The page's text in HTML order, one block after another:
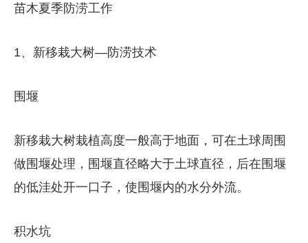
苗木夏季防涝工作
1、新移栽大树—防涝技术
围堰
新移栽大树栽植高度一般高于地面，可在土球周围
做围堰处理，围堰直径略大于土球直径，后在围堰
的低洼处开一口子，使围堰内的水分外流。
积水坑